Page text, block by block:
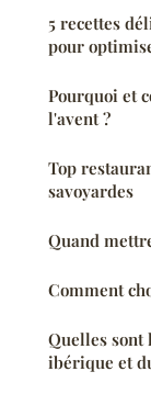
5 recettes
pour
Pourquoi et
l'avent ?
Top
savoyardes
Quand
Comment
Quelles sont
ibérique et